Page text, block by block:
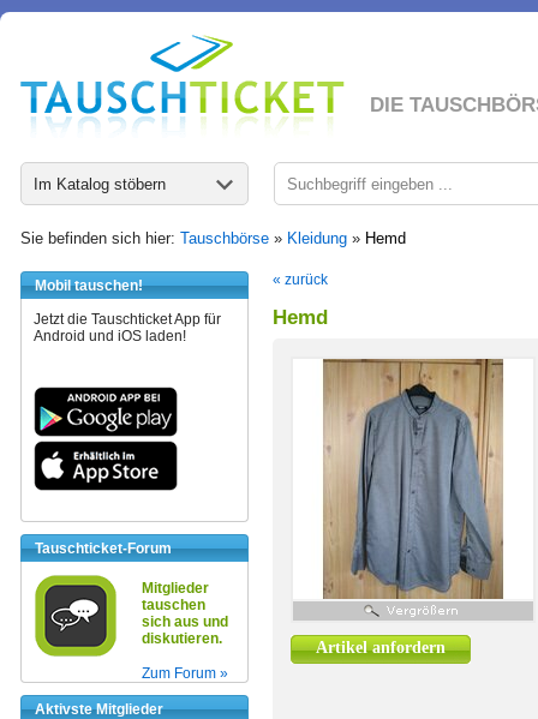
DIE
Im Katalog stöbern
Sie befinden sich hier: Tauschbörse » Kleidung » Hemd
Mobil tauschen!
Jetzt die Tauschticket App für
Android und iOS laden!
Tauschticket-Forum
Mitglieder
tauschen
sich aus und
diskutieren.
Zum Forum »
Aktivste Mitglieder
« zurück
Hemd
Artikel anfordern